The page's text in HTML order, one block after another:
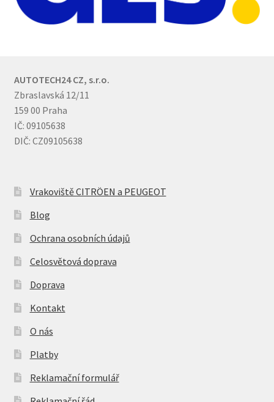
AUTOTECH24 CZ, s.r.o.
Zbraslavská 12/11
159 00 Praha
IČ: 09105638
DIČ: CZ09105638
Vrakoviště CITRÖEN a PEUGEOT
Blog
Ochrana osobních údajů
Celosvětová doprava
Doprava
Kontakt
O nás
Platby
Reklamační formulář